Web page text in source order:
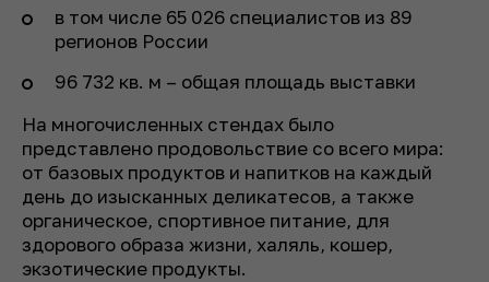
в том числе 65 026 специалистов из 89
регионов России
96 732 кв. м – общая площадь выставки
На многочисленных стендах было
представлено продовольствие со всего мира:
от базовых продуктов и напитков на каждый
день до изысканных деликатесов, а также
органическое, спортивное питание, для
здорового образа жизни, халяль, кошер,
экзотические продукты.